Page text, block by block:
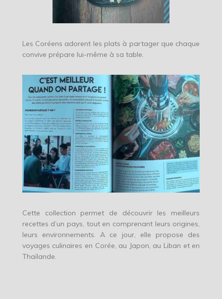
Les Coréens adorent les plats à partager que chaque
convive prépare lui-même à sa table.
Cette collection permet de découvrir les meilleurs
recettes d’un pays, tout en comprenant leurs origines,
leurs environnements. A ce jour, elle propose des
voyages culinaires en Corée, au Japon, au Liban et en
Thaïlande.